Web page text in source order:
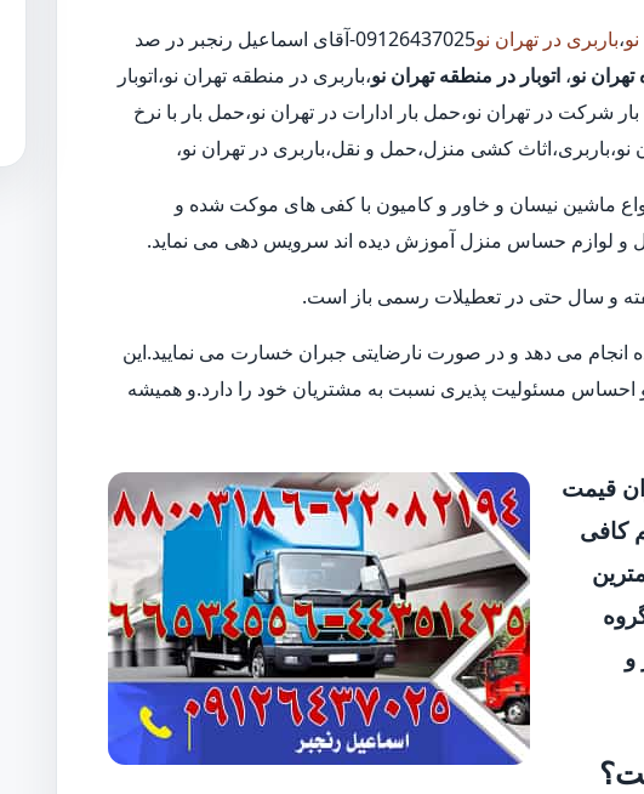
،باربری در تهران نو
09126437025-آقای اسماعیل رنجبر در صد
نو، اتوبار در منطقه تهران نو،باربری در منطقه تهران نو،اتوبار
شرکت در تهران نو،حمل بار ادارات در تهران نو،حمل بار با نرخ
کشی منزل،حمل و نقل،باربری در تهران نو،
ماشین نیسان و خاور و کامیون با کفی های موکت شده و
و لوازم حساس منزل آموزش دیده اند سرویس دهی می نماید.
هفته و سال حتی در تعطیلات رسمی باز است.
انجام می دهد و در صورت نارضایتی جبران خسارت می نمایید.این
مسئولیت پذیری نسبت به مشتریان خود را دارد.و همیشه
قیمت
کافی
و